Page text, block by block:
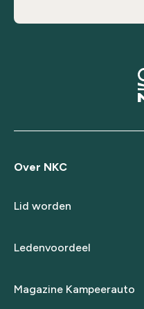
Over NKC
Lid worden
Ledenvoordeel
Magazine Kampeerauto